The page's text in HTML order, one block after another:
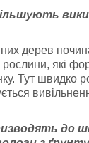
дерев
рослини, які
Тут швидко
до